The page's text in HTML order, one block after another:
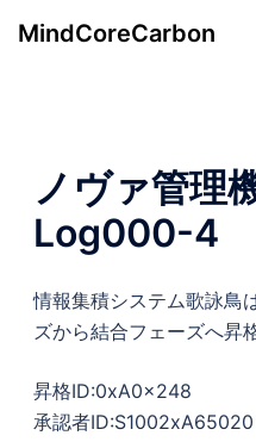
MindCoreCarbon
ノヴァ管理
Log000-4
情報集積システム歌詠鳥
ズから結合フェーズへ昇
昇格ID:0xA0x248
承認者ID:S1002xA65020